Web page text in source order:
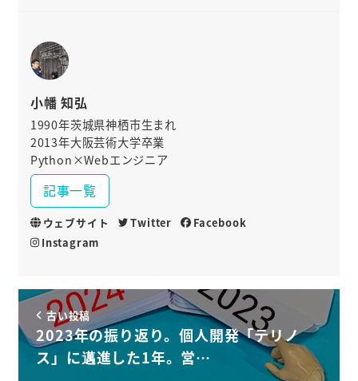
小幡 知弘
1990年茨城県神栖市生まれ
2013年大阪芸術大学卒業
Python×Webエンジニア
記事一覧
ウェブサイト Twitter
Facebook
Instagram
古い投稿
2023年の振り返り。個人開発「テリノ
ス」に邁進した1年。営…